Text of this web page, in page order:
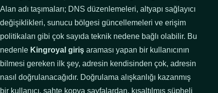
Alan adı taşımaları; DNS düzenlemeleri, altyapı sağlayıcı
değişiklikleri, sunucu bölgesi güncellemeleri ve erişim
politikaları gibi çok sayıda teknik nedene bağlı olabilir. Bu
nedenle Kingroyal giriş araması yapan bir kullanıcının
bilmesi gereken ilk şey, adresin kendisinden çok, adresin
nasıl doğrulanacağıdır. Doğrulama alışkanlığı kazanmış
bir kullanıcı, sahte kopya sayfalardan, kısaltılmış şüpheli